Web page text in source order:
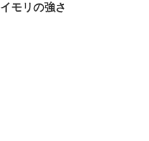
イモリの強さ